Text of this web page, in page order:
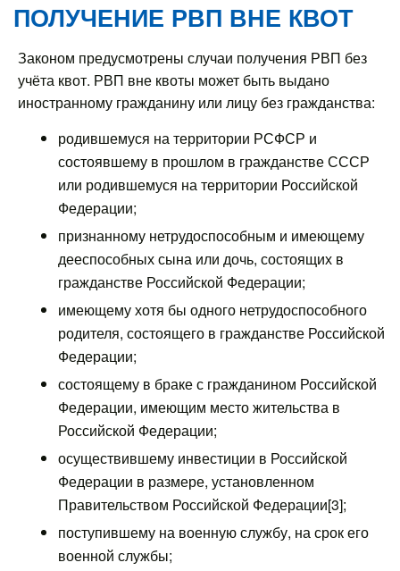
ПОЛУЧЕНИЕ РВП ВНЕ КВОТ
Законом предусмотрены случаи получения РВП без
учёта квот. РВП вне квоты может быть выдано
иностранному гражданину или лицу без гражданства:
родившемуся на территории РСФСР и
состоявшему в прошлом в гражданстве СССР
или родившемуся на территории Российской
Федерации;
признанному нетрудоспособным и имеющему
дееспособных сына или дочь, состоящих в
гражданстве Российской Федерации;
имеющему хотя бы одного нетрудоспособного
родителя, состоящего в гражданстве Российской
Федерации;
состоящему в браке с гражданином Российской
Федерации, имеющим место жительства в
Российской Федерации;
осуществившему инвестиции в Российской
Федерации в размере, установленном
Правительством Российской Федерации[3];
поступившему на военную службу, на срок его
военной службы;